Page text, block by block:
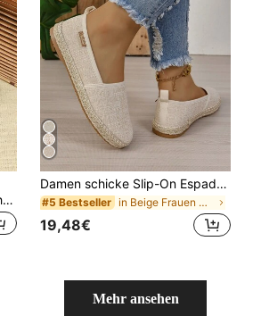
Damen Loafer mit quadratischer Zehenpartie, flach, 2026 Frühling/Sommer neuer Stil, Autofahrer Loafer, lässig mit weicher Sohle, britischer Stil, Arbeitsschuhe, Damenschuhe in Große Größen 41-43
Damen schicke Slip-On Espadrille Flachschuhe, runde Zehenpartie Lässige Flachschuhe, modisches Schuhwerk für Sommer, tägliches Tragen & Urlaubsanlässe
#5 Bestseller in Beige Frauen Wohnungen
19,48€
Mehr ansehen